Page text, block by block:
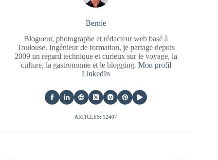
Bernie
Blogueur, photographe et rédacteur web basé à
Toulouse. Ingénieur de formation, je partage depuis
2009 un regard technique et curieux sur le voyage, la
culture, la gastronomie et le blogging. Mon profil
LinkedIn
ARTICLES: 12407